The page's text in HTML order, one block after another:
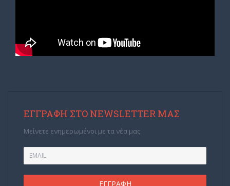
ΕΓΓΡΑΦΉ ΣΤΟ NEWSLETTER ΜΑΣ
Μείνετε ενημερωμένοι με τα νέα μας